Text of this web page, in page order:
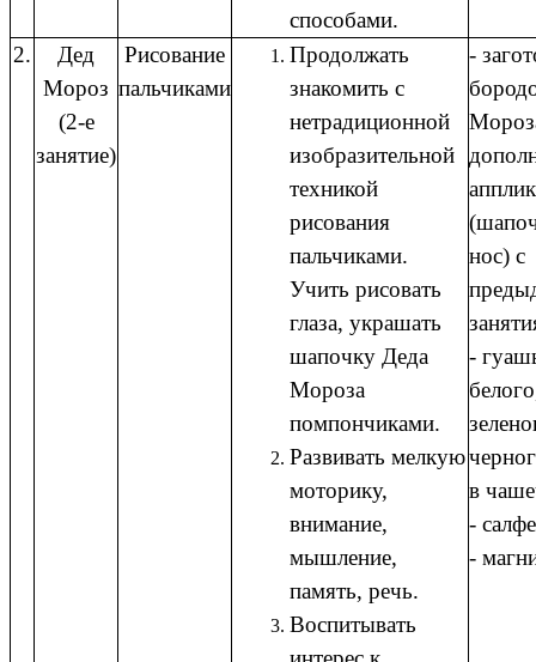
способами.
2.
Дед
Мороз
(2-е
занятие)
Рисование
пальчиками
Продолжать
знакомить с
нетрадиционной
изобразительной
техникой
рисования
пальчиками.
Учить рисовать
глаза, украшать
шапочку Деда
Мороза
помпончиками.
Развивать мелкую
моторику,
внимание,
мышление,
память, речь.
Воспитывать
-
нос) с
-
в
-
-